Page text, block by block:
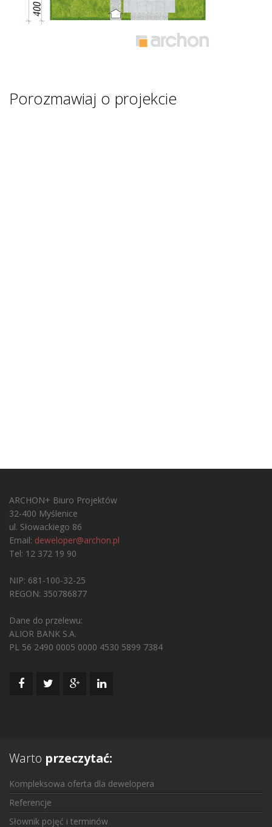
Porozmawiaj o projekcie
ARCHON+ Biuro Projektów
32-400 Myślenice
ul. Słowackiego 86
Email: deweloper@archon.pl
Tel: 12 372 19 90
NIP: 681-100-32-25
REGON: 350786877
Dane do przelewu:
ALIOR BANK S.A.
PL 56 2490 0005 0000 4530 5899 7384
Warto przeczytać:
Kompleksowa oferta dla dewelopera
Referencje
Słownik pojęć i terminów